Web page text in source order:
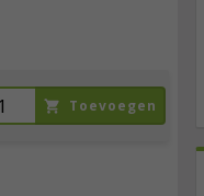
Toevoegen